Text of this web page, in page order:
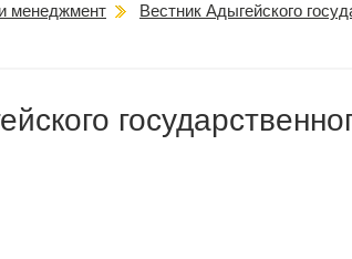
менеджмент
Вестник Адыгейского